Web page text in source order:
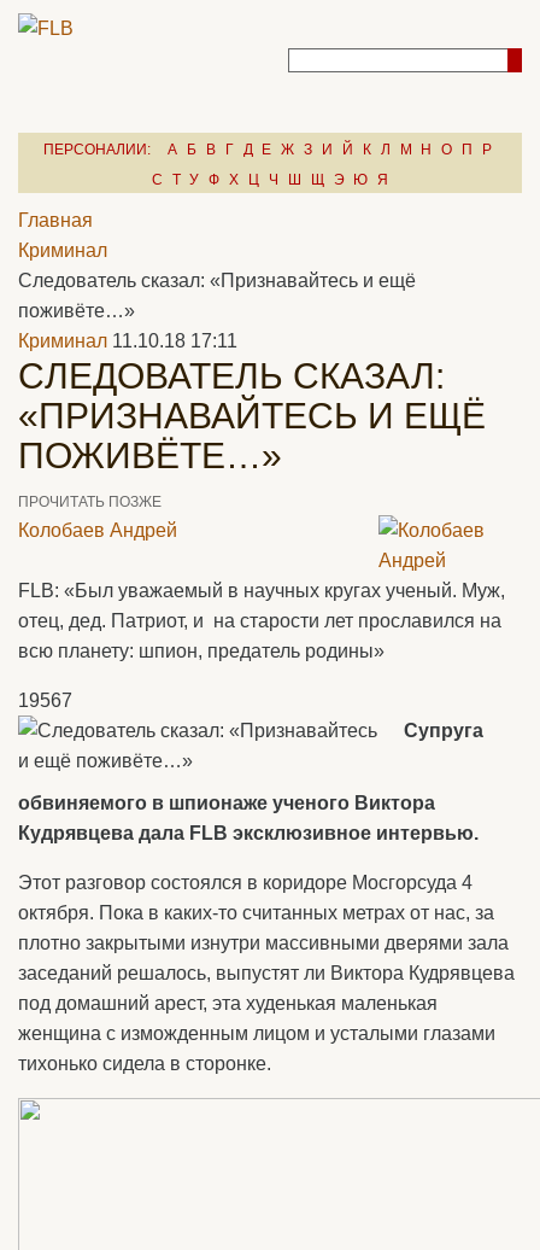
ПЕРСОНАЛИИ: А Б В Г Д Е Ж З И Й К Л М Н О П
Р
С
Т У Ф Х Ц Ч Ш Щ Э Ю Я
Главная
Криминал
Cледователь сказал: «Признавайтесь и ещё
поживёте…»
Криминал 11.10.18 17:11
CЛЕДОВАТЕЛЬ СКАЗАЛ:
«ПРИЗНАВАЙТЕСЬ И ЕЩЁ
ПОЖИВЁТЕ…»
ПРОЧИТАТЬ ПОЗЖЕ
Колобаев Андрей
FLB: «Был уважаемый в научных кругах ученый. Муж,
отец, дед. Патриот, и на старости лет прославился на
всю планету: шпион, предатель родины»
19567
Супруга
обвиняемого в шпионаже ученого Виктора
Кудрявцева дала FLB эксклюзивное интервью.
Этот разговор состоялся в коридоре Мосгорсуда 4
октября. Пока в каких-то считанных метрах от нас, за
плотно закрытыми изнутри массивными дверями зала
заседаний решалось, выпустят ли Виктора Кудрявцева
под домашний арест, эта худенькая маленькая
женщина с изможденным лицом и усталыми глазами
тихонько сидела в сторонке.